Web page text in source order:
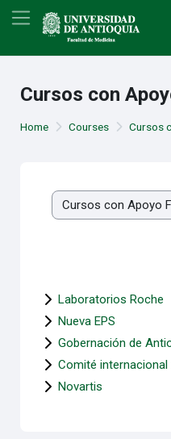
Skip to main content
Side panel
Cursos con
Home Courses Cursos
Course categories
Laboratorios Roche
Nueva EPS
Gobernación de
Comité internacional
Novartis